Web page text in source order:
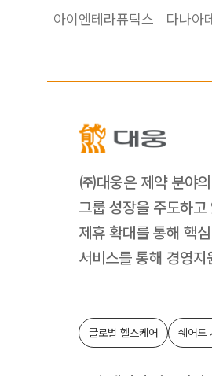
아이엔테라퓨틱스
다나아
㈜대웅은 제약 분야
그룹 성장을 주도하
제휴 확대를 통해 핵
서비스를 통해 경영
글로벌 헬스케어 쉐어드